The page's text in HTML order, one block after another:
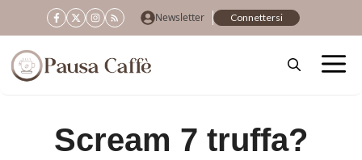
al
contenuto
Newsletter Connettersi
Scream 7 truffa?